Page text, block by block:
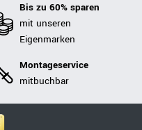
Bis zu 60% sparen
mit unseren
Eigenmarken
Montageservice
mitbuchbar